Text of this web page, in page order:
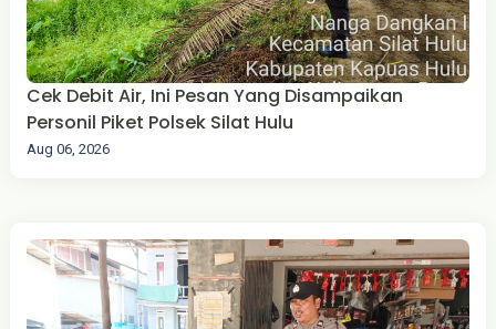
Cek Debit Air, Ini Pesan Yang Disampaikan
Personil Piket Polsek Silat Hulu
Aug 06, 2026